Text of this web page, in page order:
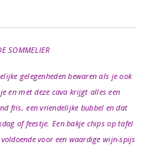
SOMMELIER
gelegenheden bewaren als je ook
en met deze cava krijgt alles een
fris, een vriendelijke bubbel en dat
of feestje. Een bakje chips op tafel
voor een waardige wijn-spijs